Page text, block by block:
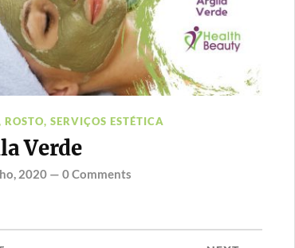
ROSTO, SERVIÇOS ESTÉTICA
Verde
2020— 0 Comments